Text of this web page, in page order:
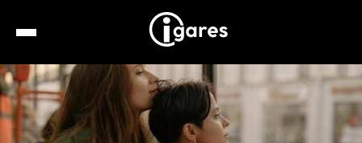
Recherche
Location de voiture